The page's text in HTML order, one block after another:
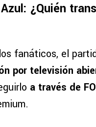
¿Quién
fanáticos, el
por televisión
a través de